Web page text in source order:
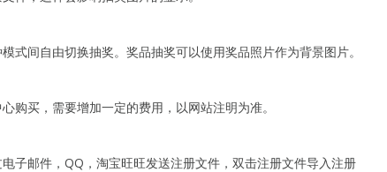
式间自由切换抽奖。奖品抽奖可以使用奖品照片作为背景图片。
购买，需要增加一定的费用，以网站注明为准。
子邮件，QQ，淘宝旺旺发送注册文件，双击注册文件导入注册